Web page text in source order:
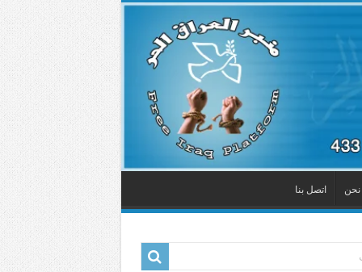
اتصل بنا